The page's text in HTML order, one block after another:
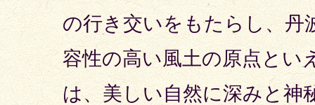
の行き交いをもたらし、丹
容性の高い風土の原点とい
は、美しい自然に深みと神